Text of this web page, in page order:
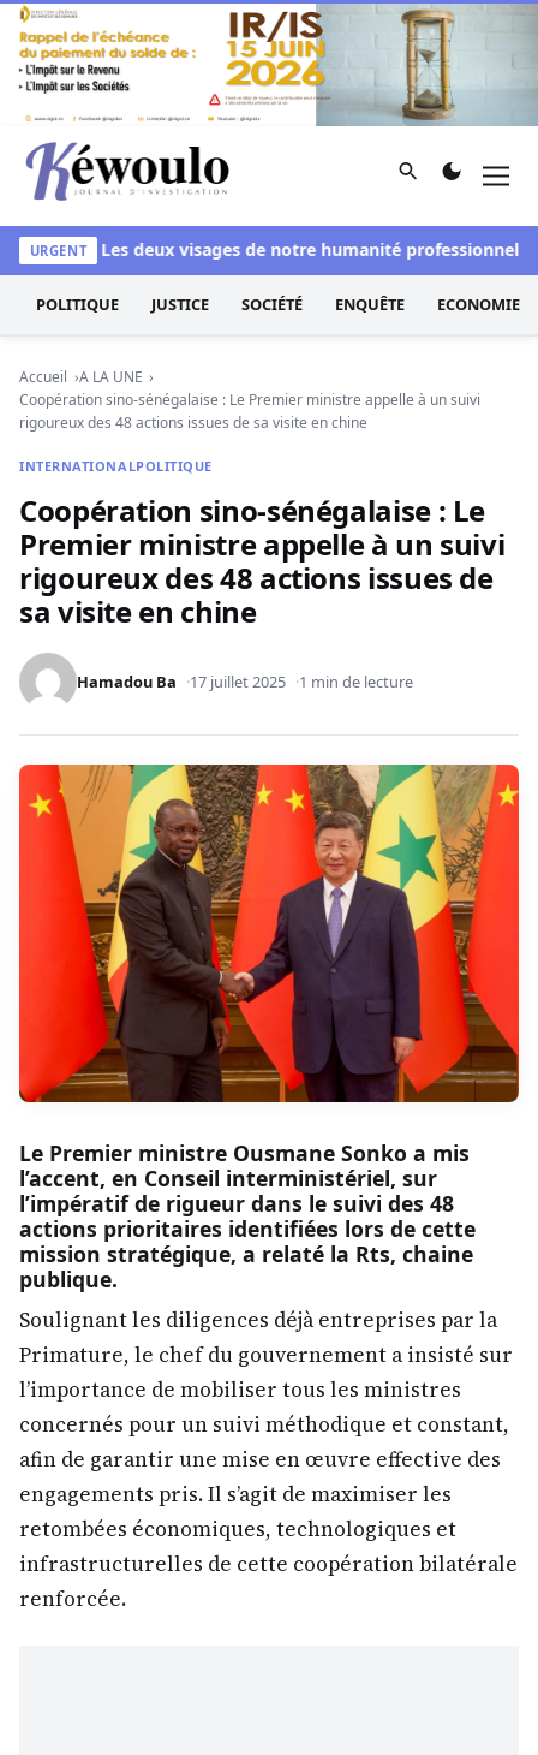
Aller au contenu
Kéwoulo, le premier site d'information et d'investigation
Rechercher
URGENTLes deux visages de notre humanité professionnelle :
POLITIQUE JUSTICE SOCIÉTÉ ENQUÊTE ECONOMIE
Accueil
A LA UNE
Coopération sino-sénégalaise : Le Premier ministre appelle à un suivi
rigoureux des 48 actions issues de sa visite en chine
INTERNATIONALPOLITIQUE
Coopération sino-sénégalaise : Le
Premier ministre appelle à un suivi
rigoureux des 48 actions issues de
sa visite en chine
Hamadou Ba 17 juillet 2025 1 min de lecture
Le Premier ministre Ousmane Sonko a mis
l’accent, en Conseil interministériel, sur
l’impératif de rigueur dans le suivi des 48
actions prioritaires identifiées lors de cette
mission stratégique, a relaté la Rts, chaine
publique.
Soulignant les diligences déjà entreprises par la
Primature, le chef du gouvernement a insisté sur
l’importance de mobiliser tous les ministres
concernés pour un suivi méthodique et constant,
afin de garantir une mise en œuvre effective des
engagements pris. Il s’agit de maximiser les
retombées économiques, technologiques et
infrastructurelles de cette coopération bilatérale
renforcée.